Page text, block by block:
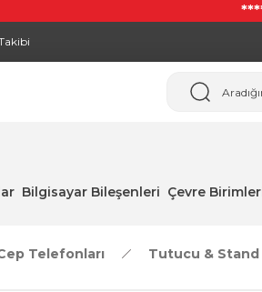
Bilgisayar Bileşenleri Çevre
Telefonları Tutucu & Stand